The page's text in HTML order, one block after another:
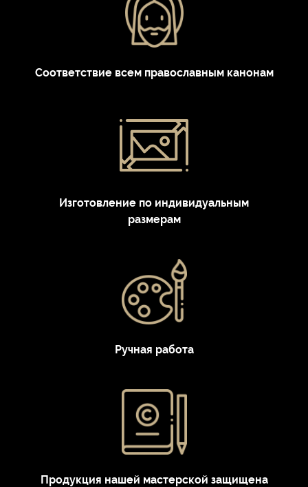
Соответствие всем православным канонам
Изготовление по индивидуальным
размерам
Ручная работа
Продукция нашей мастерской защищена